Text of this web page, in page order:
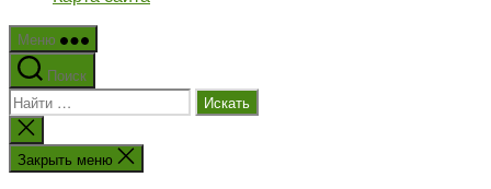
Меню
Поиск
Поиск:
Закрыть
поиск
Закрыть меню